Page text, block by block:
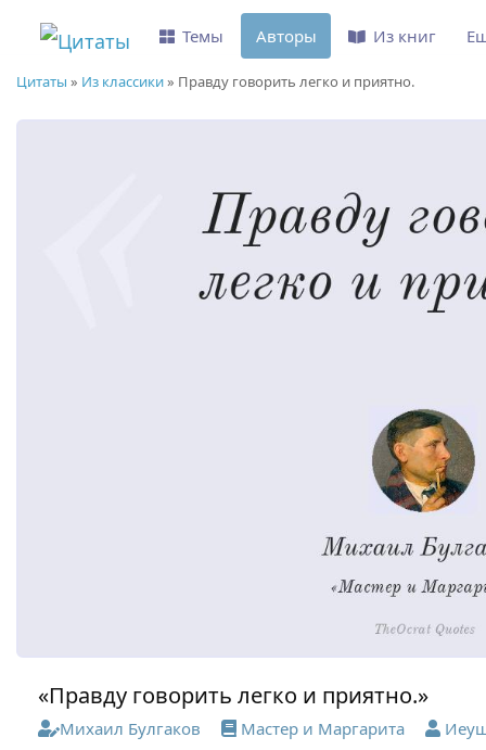
Цитаты » Из классики» Правду говорить легко и приятно.
«Правду говорить легко и приятно.»
Михаил Булгаков Мастер и Маргарита
Темы Авторы Из книг